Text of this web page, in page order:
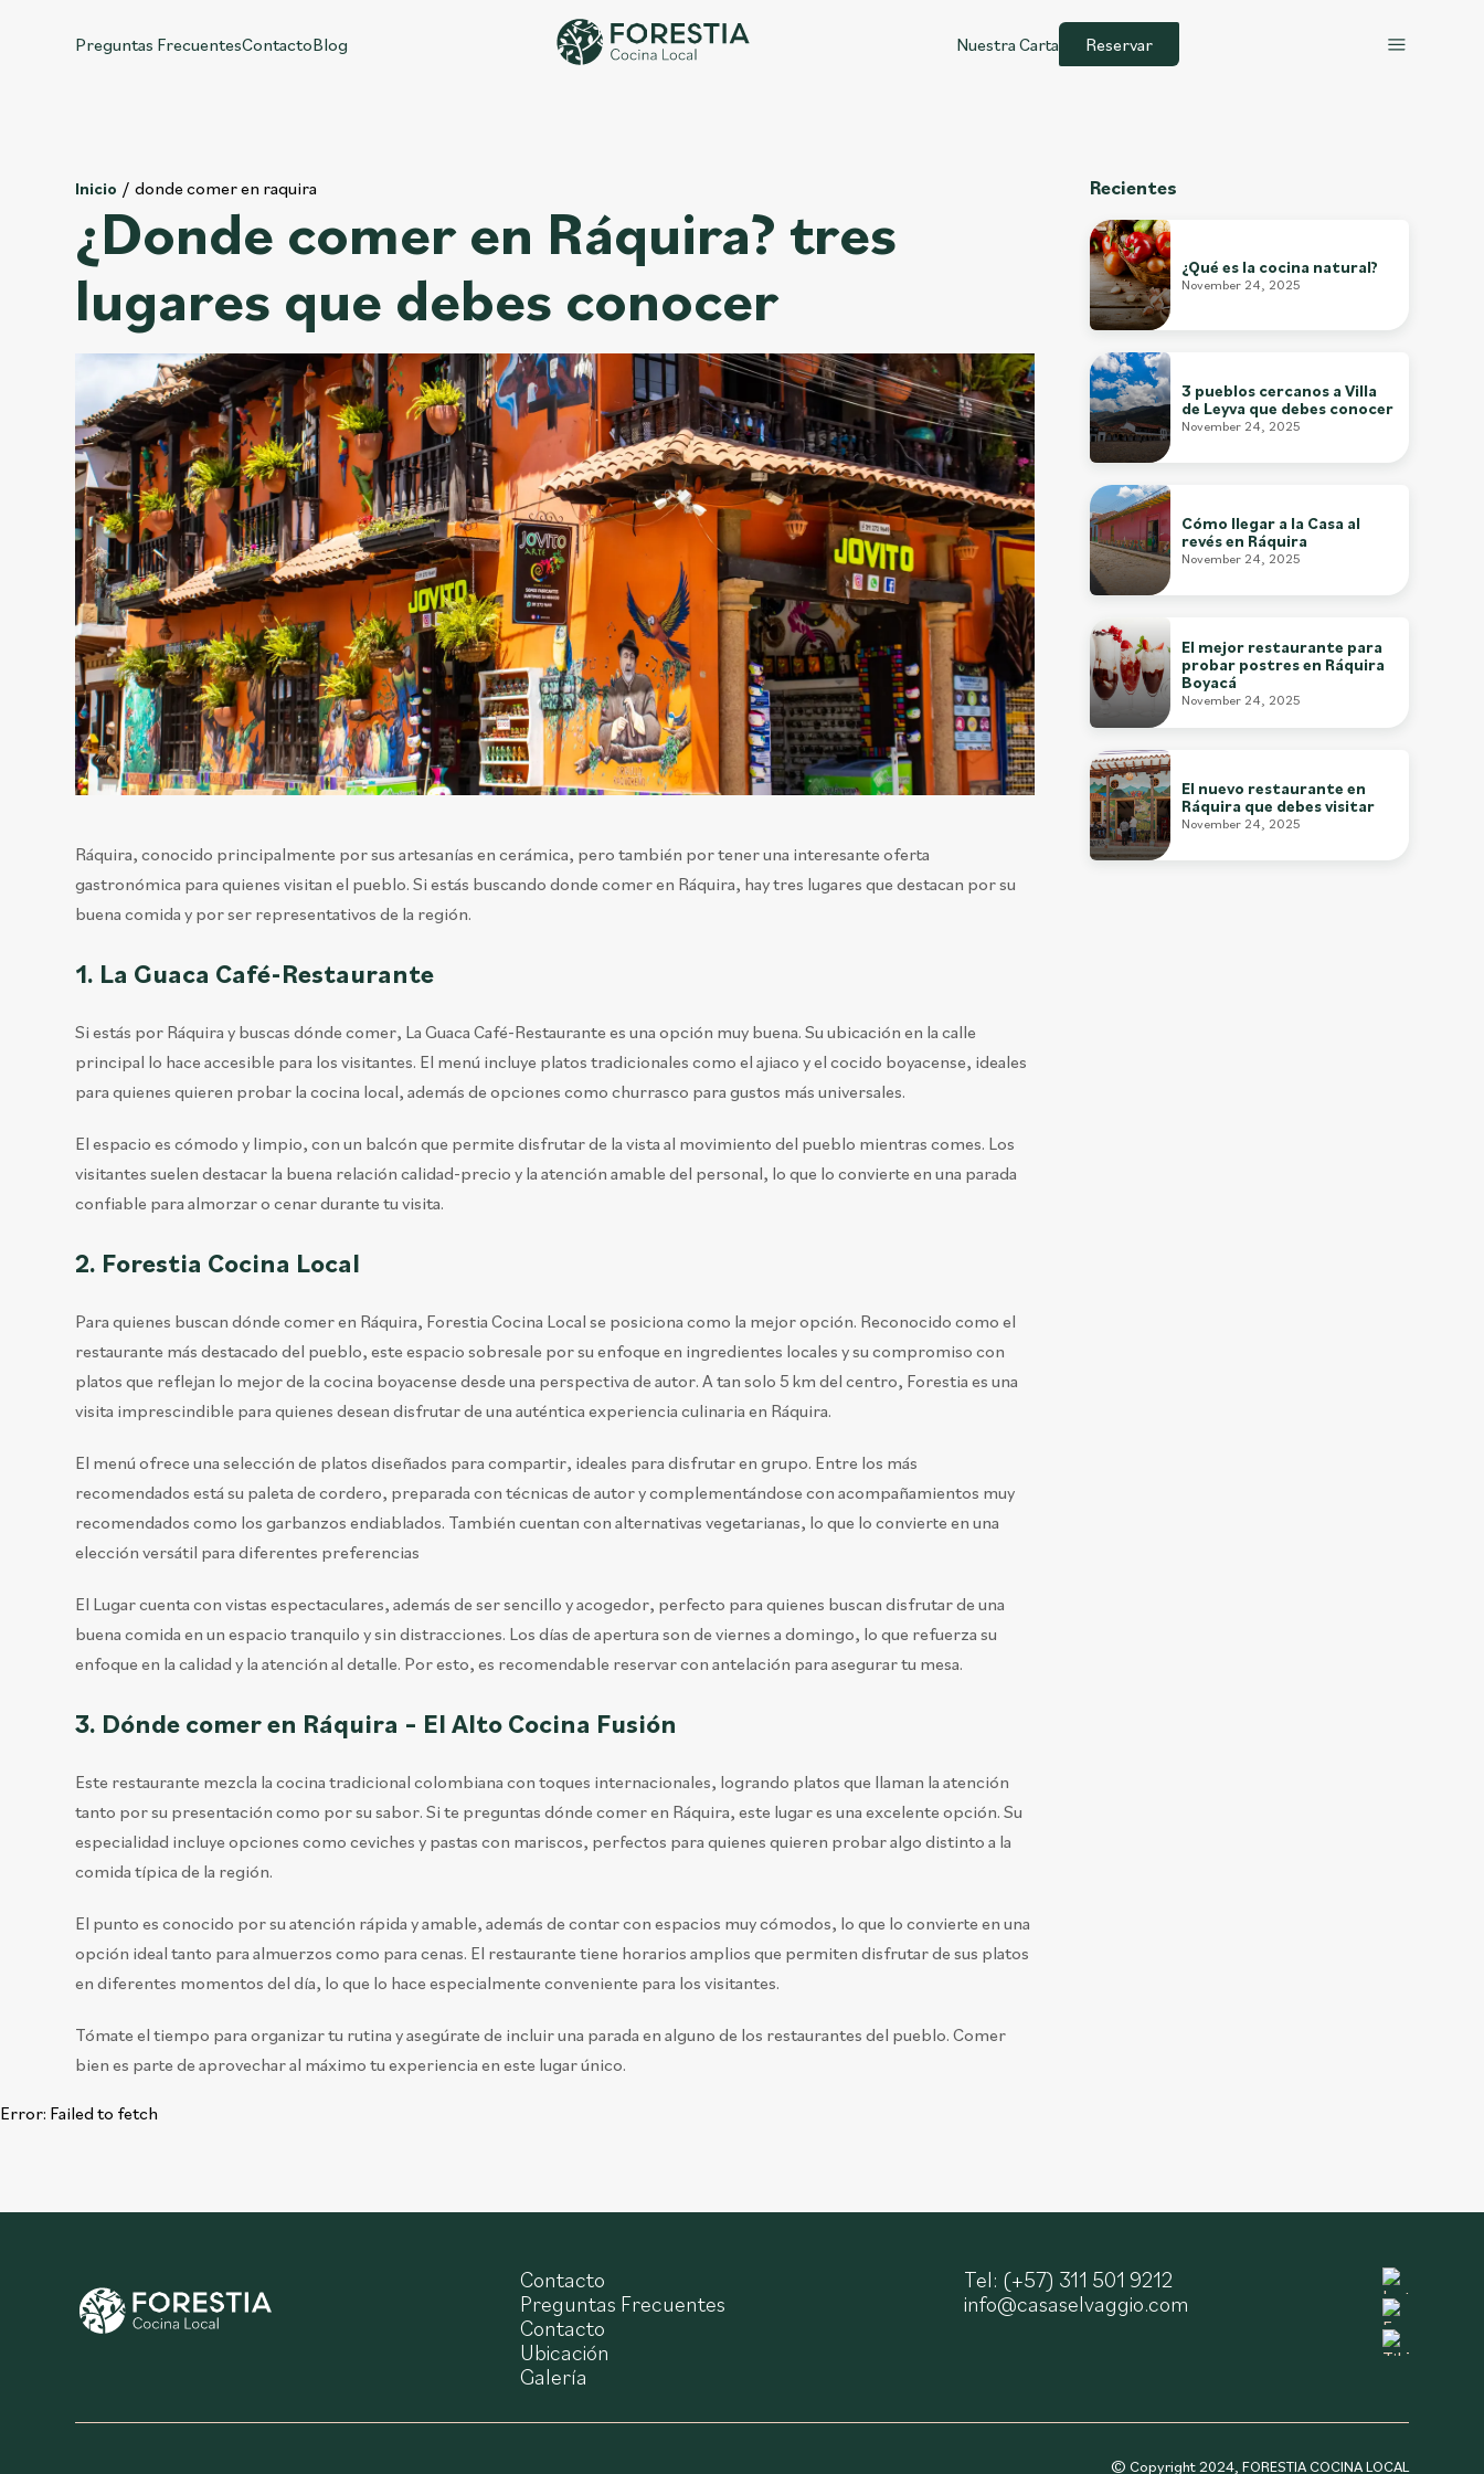
Preguntas FrecuentesContactoBlog Nuestra Carta Reservar
Inicio donde comer en raquira
¿Donde comer en Ráquira? tres
lugares que debes conocer
Ráquira, conocido principalmente por sus artesanías en cerámica, pero también por tener una interesante oferta
gastronómica para quienes visitan el pueblo. Si estás buscando donde comer en Ráquira, hay tres lugares que destacan por su
buena comida y por ser representativos de la región.
1. La Guaca Café-Restaurante
Si estás por Ráquira y buscas dónde comer, La Guaca Café-Restaurante es una opción muy buena. Su ubicación en la calle
principal lo hace accesible para los visitantes. El menú incluye platos tradicionales como el ajiaco y el cocido boyacense, ideales
para quienes quieren probar la cocina local, además de opciones como churrasco para gustos más universales.
El espacio es cómodo y limpio, con un balcón que permite disfrutar de la vista al movimiento del pueblo mientras comes. Los
visitantes suelen destacar la buena relación calidad-precio y la atención amable del personal, lo que lo convierte en una parada
confiable para almorzar o cenar durante tu visita.
2. Forestia Cocina Local
Para quienes buscan dónde comer en Ráquira, Forestia Cocina Local se posiciona como la mejor opción. Reconocido como el
restaurante más destacado del pueblo, este espacio sobresale por su enfoque en ingredientes locales y su compromiso con
platos que reflejan lo mejor de la cocina boyacense desde una perspectiva de autor. A tan solo 5 km del centro, Forestia es una
visita imprescindible para quienes desean disfrutar de una auténtica experiencia culinaria en Ráquira.
El menú ofrece una selección de platos diseñados para compartir, ideales para disfrutar en grupo. Entre los más
recomendados está su paleta de cordero, preparada con técnicas de autor y complementándose con acompañamientos muy
recomendados como los garbanzos endiablados. También cuentan con alternativas vegetarianas, lo que lo convierte en una
elección versátil para diferentes preferencias
El Lugar cuenta con vistas espectaculares, además de ser sencillo y acogedor, perfecto para quienes buscan disfrutar de una
buena comida en un espacio tranquilo y sin distracciones. Los días de apertura son de viernes a domingo, lo que refuerza su
enfoque en la calidad y la atención al detalle. Por esto, es recomendable reservar con antelación para asegurar tu mesa.
3. Dónde comer en Ráquira – El Alto Cocina Fusión
Este restaurante mezcla la cocina tradicional colombiana con toques internacionales, logrando platos que llaman la atención
tanto por su presentación como por su sabor. Si te preguntas dónde comer en Ráquira, este lugar es una excelente opción. Su
especialidad incluye opciones como ceviches y pastas con mariscos, perfectos para quienes quieren probar algo distinto a la
comida típica de la región.
El punto es conocido por su atención rápida y amable, además de contar con espacios muy cómodos, lo que lo convierte en una
opción ideal tanto para almuerzos como para cenas. El restaurante tiene horarios amplios que permiten disfrutar de sus platos
en diferentes momentos del día, lo que lo hace especialmente conveniente para los visitantes.
Tómate el tiempo para organizar tu rutina y asegúrate de incluir una parada en alguno de los restaurantes del pueblo. Comer
bien es parte de aprovechar al máximo tu experiencia en este lugar único.
Recientes
¿Qué es la cocina natural?
November 24, 2025
3 pueblos cercanos a Villa
de Leyva que debes conocer
November 24, 2025
Cómo llegar a la Casa al
revés en Ráquira
November 24, 2025
El mejor restaurante para
probar postres en Ráquira
Boyacá
November 24, 2025
El nuevo restaurante en
Ráquira que debes visitar
November 24, 2025
Error: Failed to fetch
Contacto
Preguntas Frecuentes
Contacto
Ubicación
Galería
Tel: (+57) 311 501 9212
info@casaselvaggio.com
© Copyright 2024, FORESTIA COCINA LOCAL